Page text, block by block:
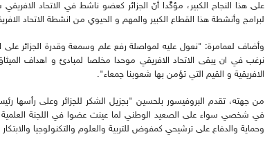
على هذا النجاح الكبير، مؤكًدا أنّ الجزائر كعضو ناشط في الاتحاد
لبرامج وأنشطة هذا القطاع الكبير والمهم و الحيوي من انشطة الاتحاد
وأضاف لعمامرة: "نعول عليه لمواصلة رفع علم وسمعة وقدرة الجزائر على
نرغب في ان يبقى الاتحاد الافريقي موحدا مخلصا لمبادئ و اهداف
الافريقية و القيم التي تؤمن بها شعوبنا جمعاء".
من جهته، تقدم البروفيسور بلحسين "بجزيل الشكر للجزائر وعلى رأسها
في شخصي سواء على الصعيد الوطني لما عينت عضوا في اللجنة العلمية
وحماية والدفاع على ترشيحي كمفوض للتربية والعلوم والتكنولوجيا والابتكار